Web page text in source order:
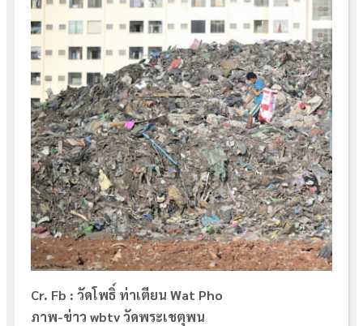
Cr. Fb : วัดโพธิ์ ท่าเตียน Wat Pho
ภาพ-ข่าว wbtv วัดพระเชตุพน